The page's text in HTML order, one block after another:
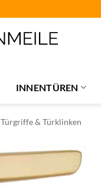
INNENTÜREN
Türgriffe & Türklinken